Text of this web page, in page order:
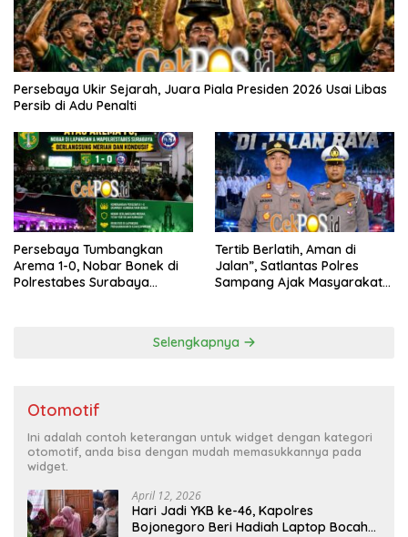
Persebaya Ukir Sejarah, Juara Piala Presiden 2026 Usai Libas
Persib di Adu Penalti
Persebaya Tumbangkan
Arema 1-0, Nobar Bonek di
Polrestabes Surabaya
Tertib Berlatih, Aman di
Jalan”, Satlantas Polres
Sampang Ajak Masyarakat
Selengkapnya
Otomotif
Ini adalah contoh keterangan untuk widget dengan kategori
otomotif, anda bisa dengan mudah memasukkannya pada
widget.
April 12, 2026
Hari Jadi YKB ke-46, Kapolres
Bojonegoro Beri Hadiah Laptop Bocah